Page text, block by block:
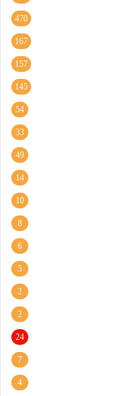
470
167
157
145
54
33
49
14
10
8
6
5
2
2
24
7
4